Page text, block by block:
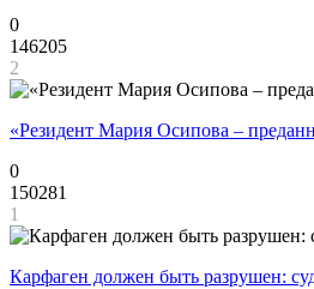
0
146205
2
«Резидент Мария Осипова –
0
150281
1
Карфаген должен быть разрушен: